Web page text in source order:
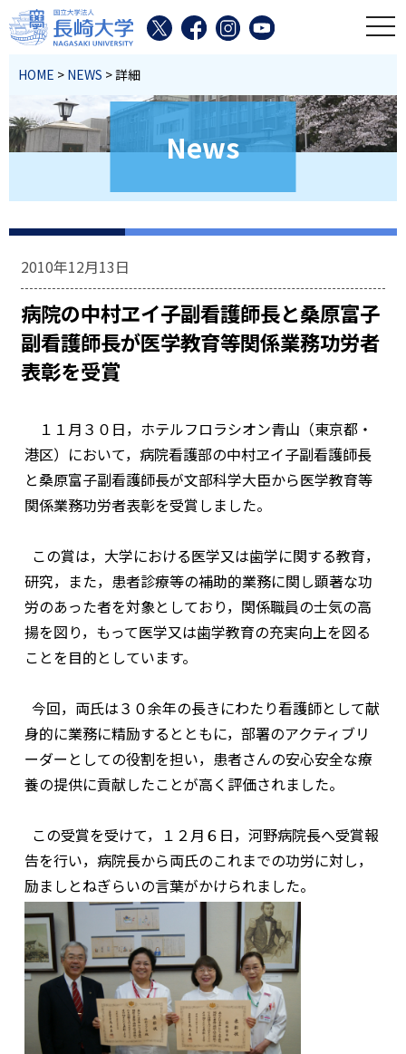
HOME > NEWS > 詳細
News
2010年12月13日
病院の中村ヱイ子副看護師長と桑原富子
副看護師長が医学教育等関係業務功労者
表彰を受賞
１１月３０日，ホテルフロラシオン青山（東京都・
港区）において，病院看護部の中村ヱイ子副看護師長
と桑原富子副看護師長が文部科学大臣から医学教育等
関係業務功労者表彰を受賞しました。
この賞は，大学における医学又は歯学に関する教育，
研究，また，患者診療等の補助的業務に関し顕著な功
労のあった者を対象としており，関係職員の士気の高
揚を図り，もって医学又は歯学教育の充実向上を図る
ことを目的としています。
今回，両氏は３０余年の長きにわたり看護師として献
身的に業務に精励するとともに，部署のアクティブリ
ーダーとしての役割を担い，患者さんの安心安全な療
養の提供に貢献したことが高く評価されました。
この受賞を受けて，１２月６日，河野病院長へ受賞報
告を行い，病院長から両氏のこれまでの功労に対し，
励ましとねぎらいの言葉がかけられました。